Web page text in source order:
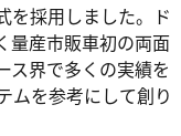
を採用しました。ド
量産市販車初の両面
ス界で多くの実績を
ムを参考にして創り